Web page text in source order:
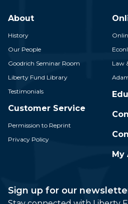
About
History
Our People
Goodrich Seminar Room
Liberty Fund Library
Testimonials
Customer Service
Permission to Reprint
Privacy Policy
Law
My
Sign up for our